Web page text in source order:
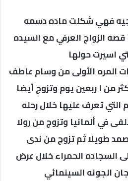
فهي شكلت ماده دسمه
الزواج العرفي مع السيده
اسيرت حولها
المره الأولى من وسام عاطف
من ا ربعين يوم وتزوج أيضا
التي تعرف عليها خلال رحله
في ألمانيا وتزوج من رولا
طويلا ثم تزوج من ندى
السجاده الحمراء خلال عرض
الجونه السينمائي